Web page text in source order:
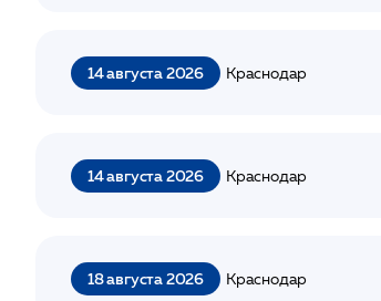
14 августа 2026 Краснодар
14 августа 2026 Краснодар
18 августа 2026 Краснодар